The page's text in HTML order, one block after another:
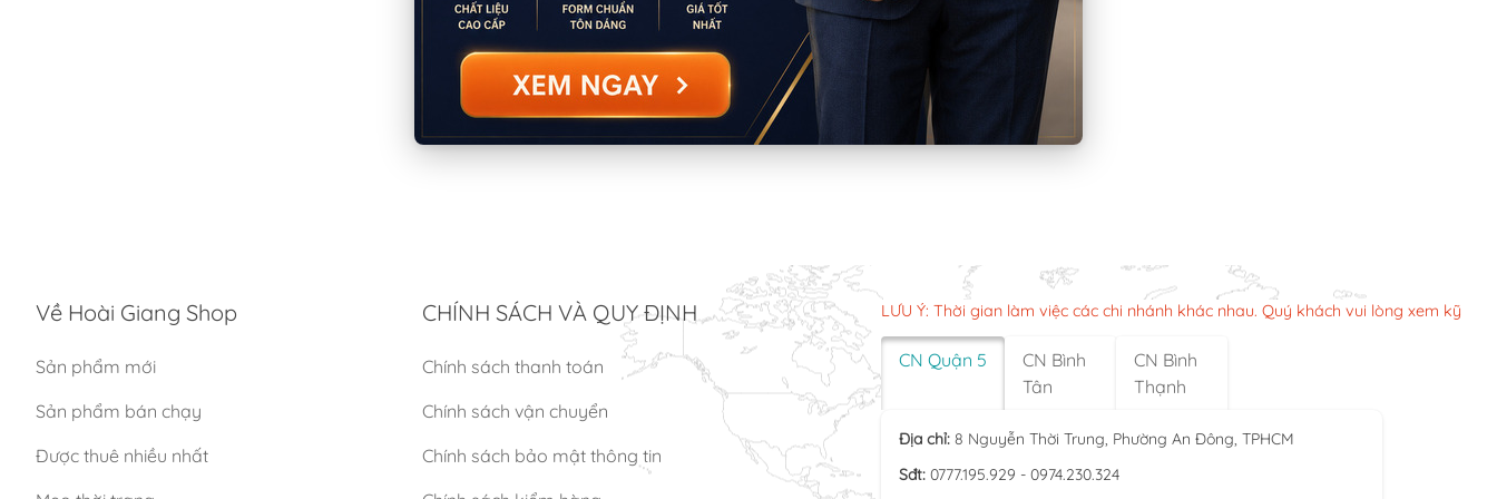
Về Hoài Giang Shop
Sản phẩm mới
Sản phẩm bán chạy
Được thuê nhiều nhất
CHÍNH SÁCH VÀ QUY ĐỊNH
Chính sách thanh toán
Chính sách vận chuyển
Chính sách bảo mật thông tin
LƯU Ý: Thời gian làm việc các chi nhánh khác nhau. Quý khách vui lòng xem kỹ
CN Quận 5
CN Bình
Tân
CN Bình
Thạnh
Địa chỉ: 8 Nguyễn Thời Trung, Phường An Đông, TPHCM
Sđt: 0777.195.929 - 0974.230.324